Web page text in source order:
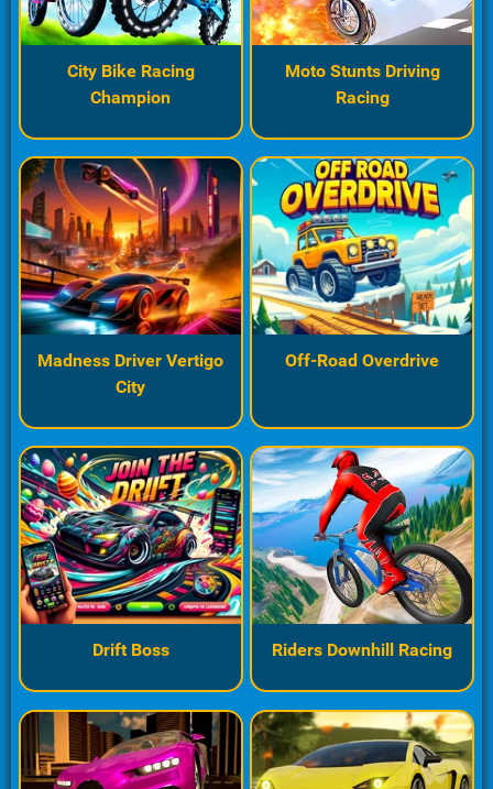
City Bike Racing
Champion
Moto Stunts Driving
Racing
Madness Driver Vertigo
City
Off-Road Overdrive
Drift Boss Riders Downhill Racing